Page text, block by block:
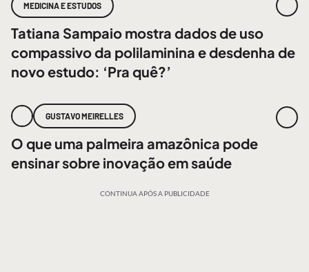
MEDICINA E ESTUDOS
Tatiana Sampaio mostra dados de uso
compassivo da polilaminina e desdenha de
novo estudo: ‘Pra quê?’
GUSTAVO MEIRELLES
O que uma palmeira amazônica pode
ensinar sobre inovação em saúde
CONTINUA APÓS A PUBLICIDADE